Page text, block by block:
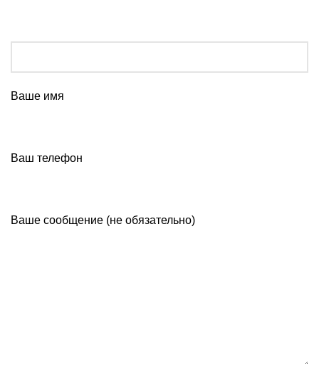
Ваше имя
Ваш телефон
Ваше сообщение (не обязательно)